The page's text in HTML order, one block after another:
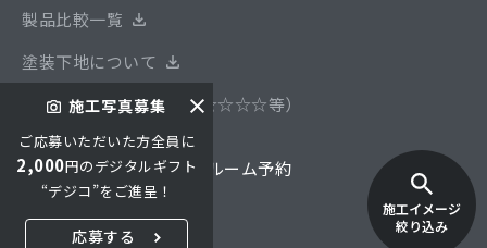
施工イメージ
絞り込み
施工写真募集
ご応募いただいた方全員に
2,000円のデジタルギフト
“デジコ”をご進呈！
応募する
製品比較一覧
塗装下地について
安全性基準について（F☆☆☆☆等）
オンライン商談・ショールーム予約
オンラインショップ